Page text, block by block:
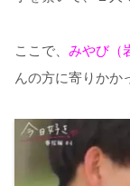
ここで、 みやび（
んの方に寄りかか